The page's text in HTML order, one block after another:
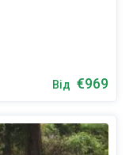
Від €969